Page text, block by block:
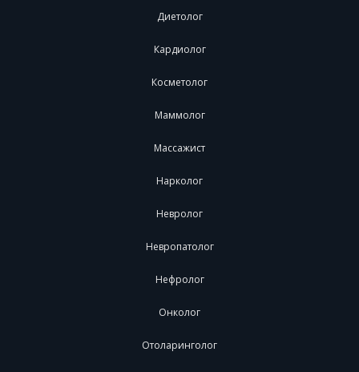
Диетолог
Кардиолог
Косметолог
Маммолог
Массажист
Нарколог
Невролог
Невропатолог
Нефролог
Онколог
Отоларинголог